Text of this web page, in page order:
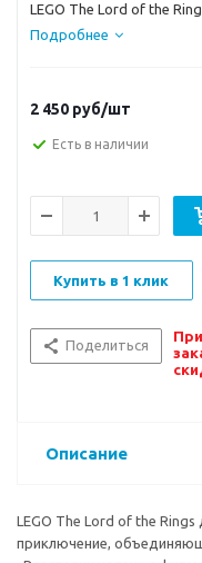
LEGO The Lord of the
Подробнее
2 450 руб/шт
Есть в наличии
Купить в 1 клик
Поделиться
Описание
LEGO The Lord of the
приключение,